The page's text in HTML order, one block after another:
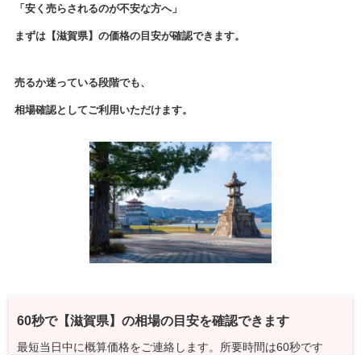
「安く売らされるのが不安な方へ」
まずは【滋賀県】 の価格の目安が確認できます。
売るか迷っている段階でも、
相場確認としてご利用いただけます。
60秒で【滋賀県】の相場の目安を確認できます
最短当日中に概算価格をご連絡します。所要時間は60秒です